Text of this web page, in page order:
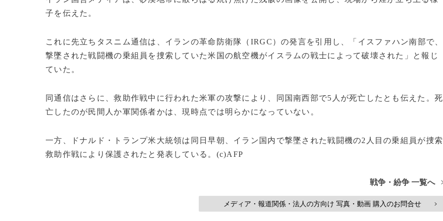
子を伝えた。
これに先立ちタスニム通信は、イランの革命防衛隊（IRGC）の発言を引用し、「イスファハン南部で、
撃墜された戦闘機の乗組員を捜索していた米国の航空機がイスラムの戦士によって破壊された」と報じ
ていた。
同通信はさらに、救助作戦中に行われた米軍の攻撃により、同国南西部で5人が死亡したとも伝えた。死
亡したのが民間人か軍関係者かは、現時点では明らかになっていない。
一方、ドナルド・トランプ米大統領は同日早朝、イラン国内で撃墜された戦闘機の2人目の乗組員が捜索
救助作戦により保護されたと発表している。(c)AFP
戦争・紛争 一覧へ
メディア・報道関係・法人の方向け 写真・動画 購入のお問合せ >